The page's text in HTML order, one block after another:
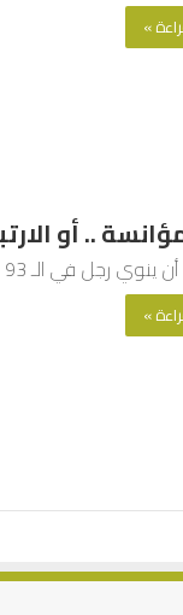
»
.. أو
العمر الزواج بسيدة يعرفها منذ طفولته تبلغ من العمر 92 سنة،…
»